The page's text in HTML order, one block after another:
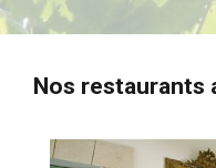
Nos restaurants